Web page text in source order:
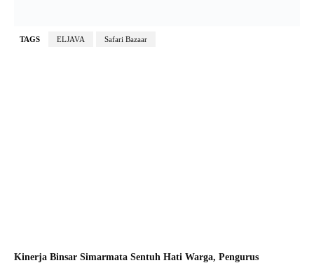
TAGS ELJAVA Safari Bazaar
Kinerja Binsar Simarmata Sentuh Hati Warga, Pengurus